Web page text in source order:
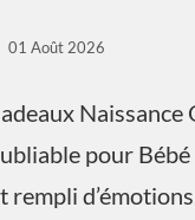
01 Août 2026
pour Bébé
rempli